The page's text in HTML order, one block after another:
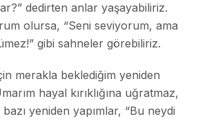
dedirten anlar yaşayabiliriz.
olursa, “Seni seviyorum, ama
gibi sahneler görebiliriz.
merakla beklediğim yeniden
hayal kırıklığına uğratmaz,
yeniden yapımlar, “Bu neydi